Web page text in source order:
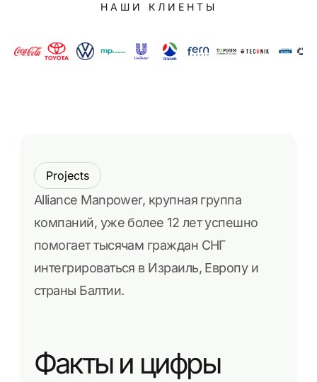
НАШИ КЛИЕНТЫ
Projects
Alliance Manpower, крупная группа
компаний, уже более 12 лет успешно
помогает тысячам граждан СНГ
интегрироваться в Израиль, Европу и
страны Балтии.
Факты и цифры